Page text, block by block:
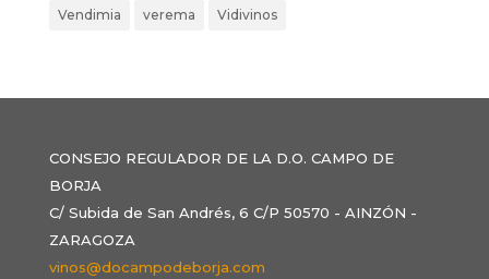
Vendimia verema Vidivinos
CONSEJO REGULADOR DE LA D.O. CAMPO DE
BORJA
C/ Subida de San Andrés, 6 C/P 50570 - AINZÓN -
ZARAGOZA
vinos@docampodeborja.com